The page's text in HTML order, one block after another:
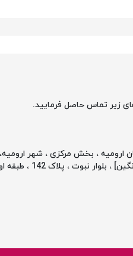
زیر تماس حاصل فرمایید.
ارومیه ، بخش مرکزی ، شهر ارومیه،
نبوت ، پلاک 142 ، طبقه اول